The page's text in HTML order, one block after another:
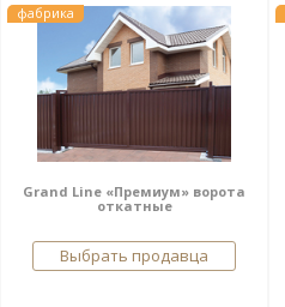
фабрика
Grand Line «Премиум» ворота
откатные
Выбрать продавца